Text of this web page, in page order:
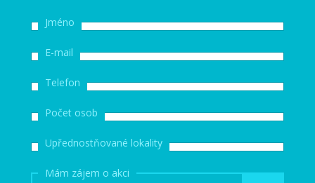
Jméno
E-mail
Telefon
Počet osob
Upřednostňované lokality
Mám zájem o akci